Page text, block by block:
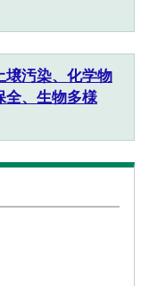
壌汚染、化学物
全、生物多様